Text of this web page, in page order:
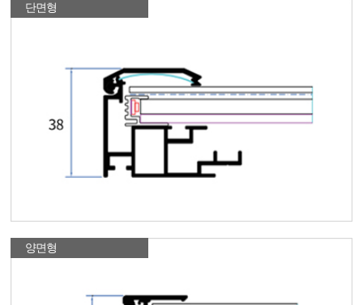
단면형
양면형